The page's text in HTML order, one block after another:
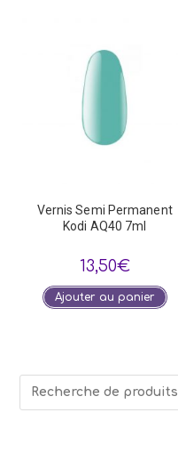
Vernis Semi Permanent
Kodi AQ40 7ml
13,50€
Ajouter au panier